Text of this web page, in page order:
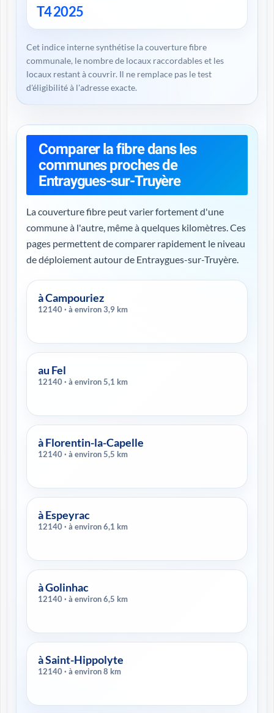
T4 2025
Cet indice interne synthétise la couverture fibre
communale, le nombre de locaux raccordables et les
locaux restant à couvrir. Il ne remplace pas le test
d'éligibilité à l'adresse exacte.
Comparer la fibre dans les
communes proches de
Entraygues-sur-Truyère
La couverture fibre peut varier fortement d'une
commune à l'autre, même à quelques kilomètres. Ces
pages permettent de comparer rapidement le niveau
de déploiement autour de Entraygues-sur-Truyère.
à Campouriez
12140 · à environ 3,9 km
au Fel
12140 · à environ 5,1 km
à Florentin-la-Capelle
12140 · à environ 5,5 km
à Espeyrac
12140 · à environ 6,1 km
à Golinhac
12140 · à environ 6,5 km
à Saint-Hippolyte
12140 · à environ 8 km